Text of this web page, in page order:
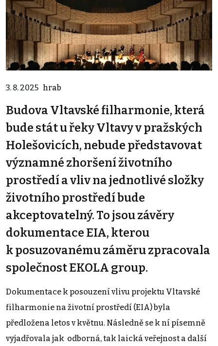
3. 8. 2025 hrab
Budova Vltavské filharmonie, která
bude stát u řeky Vltavy v pražských
Holešovicích, nebude představovat
významné zhoršení životního
prostředí a vliv na jednotlivé složky
životního prostředí bude
akceptovatelný. To jsou závěry
dokumentace EIA, kterou
k posuzovanému záměru zpracovala
společnost EKOLA group.
Dokumentace k posouzení vlivu projektu Vltavské
filharmonie na životní prostředí (EIA) byla
předložena letos v květnu. Následně se k ní písemně
vyjadřovala jak odborná, tak laická veřejnost a další